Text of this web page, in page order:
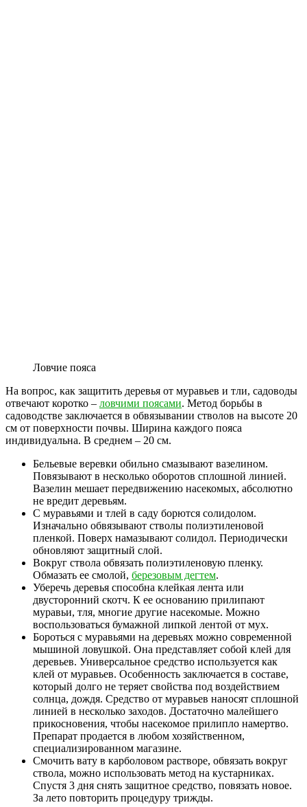
Ловчие пояса
На вопрос, как защитить деревья от муравьев и тли, садоводы
отвечают коротко – ловчими поясами. Метод борьбы в
садоводстве заключается в обвязывании стволов на высоте 20
см от поверхности почвы. Ширина каждого пояса
индивидуальна. В среднем – 20 см.
Бельевые веревки обильно смазывают вазелином.
Повязывают в несколько оборотов сплошной линией.
Вазелин мешает передвижению насекомых, абсолютно
не вредит деревьям.
С муравьями и тлей в саду борются солидолом.
Изначально обвязывают стволы полиэтиленовой
пленкой. Поверх намазывают солидол. Периодически
обновляют защитный слой.
Вокруг ствола обвязать полиэтиленовую пленку.
Обмазать ее смолой, березовым дегтем.
Уберечь деревья способна клейкая лента или
двусторонний скотч. К ее основанию прилипают
муравьи, тля, многие другие насекомые. Можно
воспользоваться бумажной липкой лентой от мух.
Бороться с муравьями на деревьях можно современной
мышиной ловушкой. Она представляет собой клей для
деревьев. Универсальное средство используется как
клей от муравьев. Особенность заключается в составе,
который долго не теряет свойства под воздействием
солнца, дождя. Средство от муравьев наносят сплошной
линией в несколько заходов. Достаточно малейшего
прикосновения, чтобы насекомое прилипло намертво.
Препарат продается в любом хозяйственном,
специализированном магазине.
Смочить вату в карболовом растворе, обвязать вокруг
ствола, можно использовать метод на кустарниках.
Спустя 3 дня снять защитное средство, повязать новое.
За лето повторить процедуру трижды.